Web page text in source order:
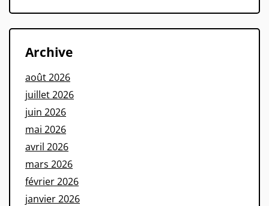
Archive
août 2026
juillet 2026
juin 2026
mai 2026
avril 2026
mars 2026
février 2026
janvier 2026